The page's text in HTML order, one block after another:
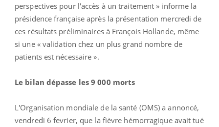
perspectives pour l'accès à un traitement » informe la
présidence française après la présentation mercredi de
ces résultats préliminaires à François Hollande, même
si une « validation chez un plus grand nombre de
patients est nécessaire ».
Le bilan dépasse les 9 000 morts
L'Organisation mondiale de la santé (OMS) a annoncé,
vendredi 6 fevrier, que la fièvre hémorragique avait tué